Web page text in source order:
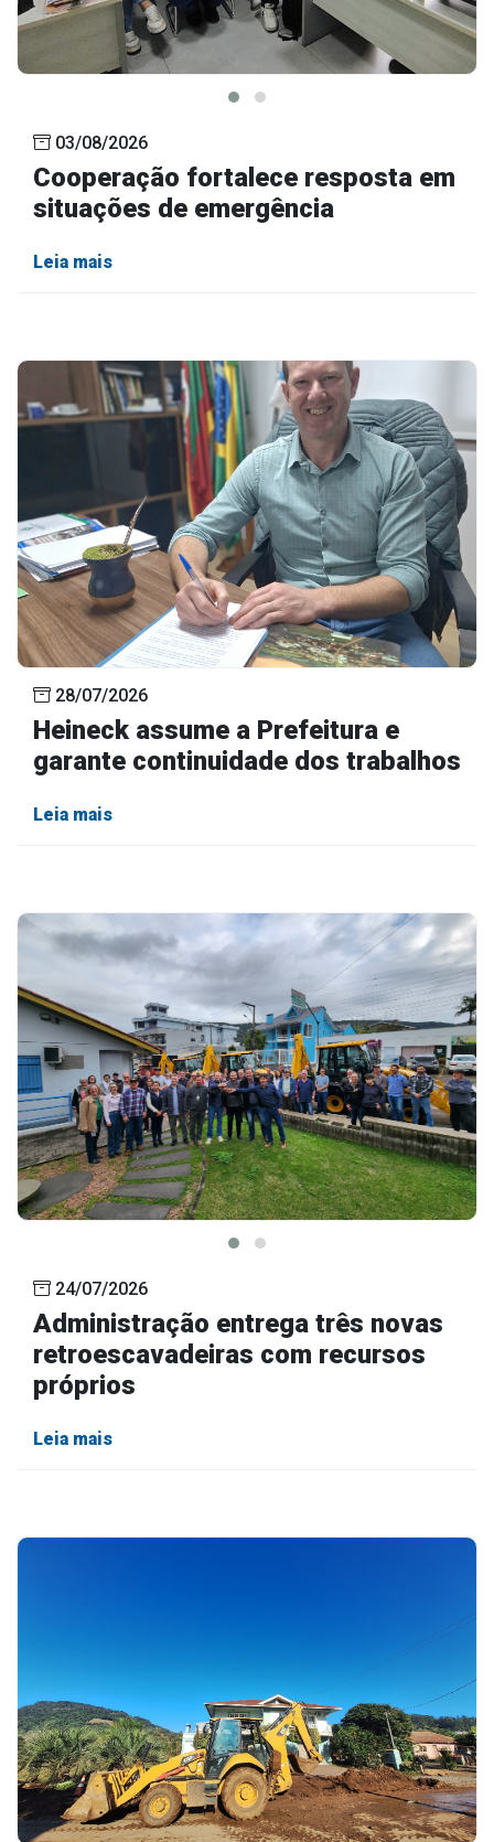
03/08/2026
Cooperação fortalece resposta em
situações de emergência
Leia mais
28/07/2026
Heineck assume a Prefeitura e
garante continuidade dos trabalhos
Leia mais
24/07/2026
Administração entrega três novas
retroescavadeiras com recursos
próprios
Leia mais